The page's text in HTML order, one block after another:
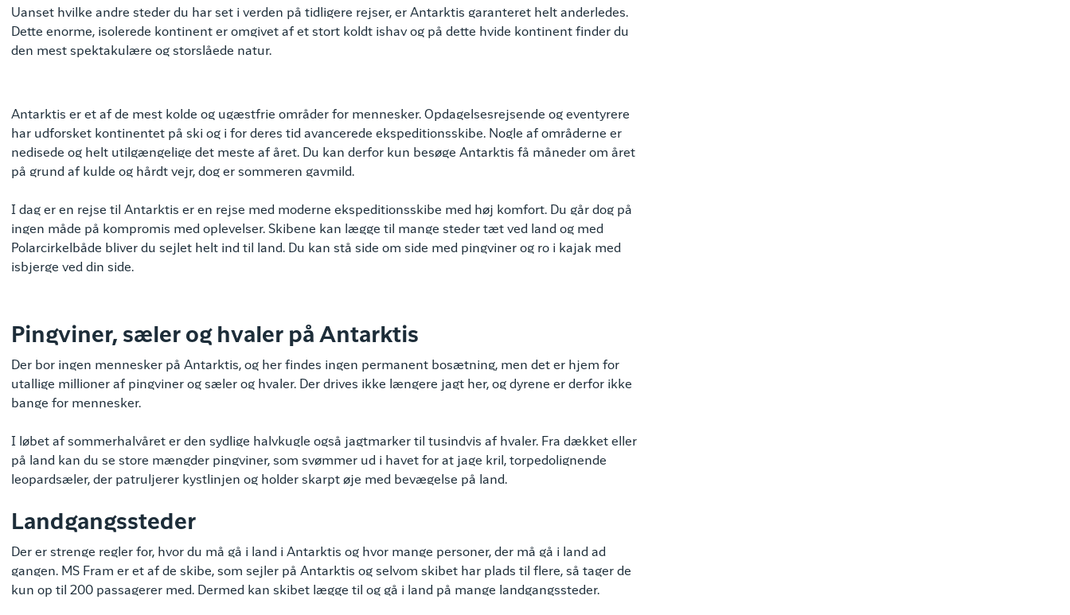
Uanset hvilke andre steder du har set i verden på tidligere rejser, er Antarktis garanteret helt anderledes.
Dette enorme, isolerede kontinent er omgivet af et stort koldt ishav og på dette hvide kontinent finder du
den mest spektakulære og storslåede natur.
Antarktis er et af de mest kolde og ugæstfrie områder for mennesker. Opdagelsesrejsende og eventyrere
har udforsket kontinentet på ski og i for deres tid avancerede ekspeditionsskibe. Nogle af områderne er
nedisede og helt utilgængelige det meste af året. Du kan derfor kun besøge Antarktis få måneder om året
på grund af kulde og hårdt vejr, dog er sommeren gavmild.
I dag er en rejse til Antarktis er en rejse med moderne ekspeditionsskibe med høj komfort. Du går dog på
ingen måde på kompromis med oplevelser. Skibene kan lægge til mange steder tæt ved land og med
Polarcirkelbåde bliver du sejlet helt ind til land. Du kan stå side om side med pingviner og ro i kajak med
isbjerge ved din side.
Pingviner, sæler og hvaler på Antarktis
Der bor ingen mennesker på Antarktis, og her findes ingen permanent bosætning, men det er hjem for
utallige millioner af pingviner og sæler og hvaler. Der drives ikke længere jagt her, og dyrene er derfor ikke
bange for mennesker.
I løbet af sommerhalvåret er den sydlige halvkugle også jagtmarker til tusindvis af hvaler. Fra dækket eller
på land kan du se store mængder pingviner, som svømmer ud i havet for at jage kril, torpedolignende
leopardsæler, der patruljerer kystlinjen og holder skarpt øje med bevægelse på land.
Landgangssteder
Der er strenge regler for, hvor du må gå i land i Antarktis og hvor mange personer, der må gå i land ad
gangen. MS Fram er et af de skibe, som sejler på Antarktis og selvom skibet har plads til flere, så tager de
kun op til 200 passagerer med. Dermed kan skibet lægge til og gå i land på mange landgangssteder.